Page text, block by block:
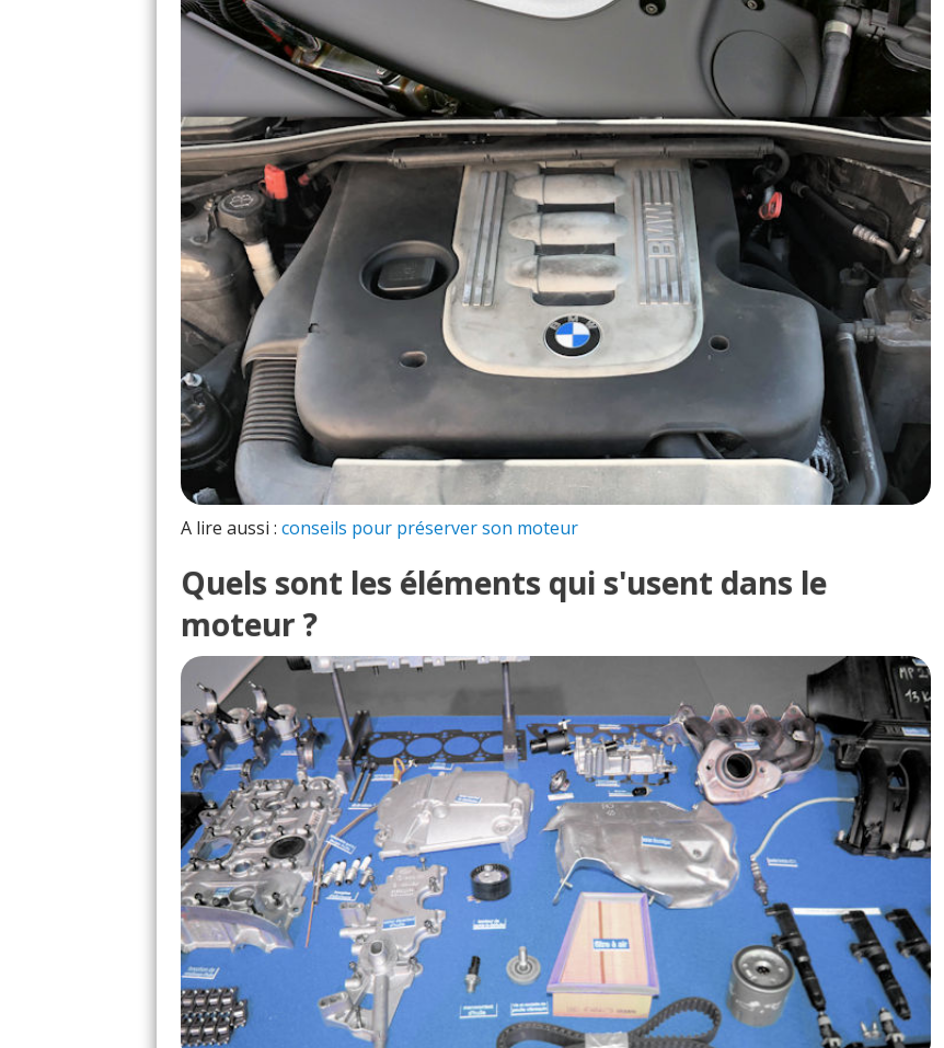
A lire aussi : conseils pour préserver son moteur
Quels sont les éléments qui s'usent dans le
moteur ?